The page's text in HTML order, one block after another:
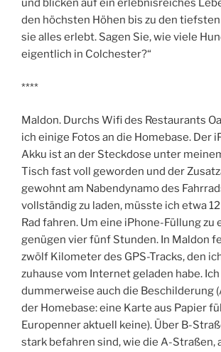
und blicken auf ein erlebnisreiches
den höchsten Höhen bis zu den
sie alles erlebt. Sagen Sie, wie viele
eigentlich in Colchester?“
****
Maldon. Durchs Wifi des Restaurants
ich einige Fotos an die Homebase. Der
Akku ist an der Steckdose unter
Tisch fast voll geworden und der
gewohnt am Nabendynamo des
vollständig zu laden, müsste ich etwa
Rad fahren. Um eine iPhone-Füllung zu
genügen vier fünf Stunden. In Maldon
zwölf Kilometer des GPS-Tracks, den
zuhause vom Internet geladen habe.
dummerweise auch die Beschilderung
der Homebase: eine Karte aus Papier
Europenner aktuell keine). Über B-
stark befahren sind, wie die A-Straßen,